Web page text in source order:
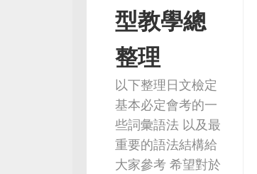
型教學總
整理
以下整理日文檢定
基本必定會考的一
些詞彙語法 以及最
重要的語法結構給
大家參考 希望對於